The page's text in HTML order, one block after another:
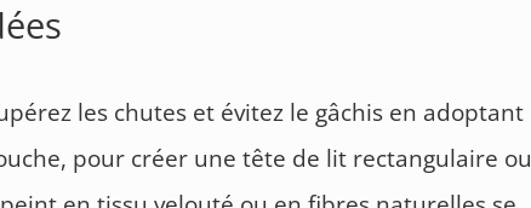
les chutes et évitez le gâchis en adoptant
pour créer une tête de lit rectangulaire ou